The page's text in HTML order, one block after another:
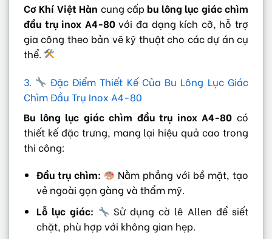
Cơ Khí Việt Hàn cung cấpbu lông lục giác chìm
đầu trụ inox A4-80với đa dạng kích cỡ, hỗ trợ
gia công theo bản vẽ kỹ thuật cho các dự án cụ
thể.
3.
Đặc Điểm Thiết Kế Của Bu Lông Lục Giác
Chìm Đầu Trụ Inox A4-80
Bu lông lục giác chìm đầu trụ inox A4-80 có
thiết kế đặc trưng, mang lại hiệu quả cao trong
thi công:
Đầu trụ chìm:
Nằm phẳng với bề mặt, tạo
vẻ ngoài gọn gàng và thẩm mỹ.
Lỗ lục giác:
Sử dụng cờ lê Allen để siết
chặt, phù hợp với không gian hẹp.